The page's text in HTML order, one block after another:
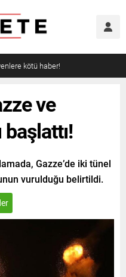
kötü haber!
ve
başlattı!
Gazze’de iki tünel
vurulduğu belirtildi.